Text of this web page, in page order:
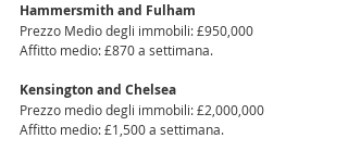
Hammersmith and Fulham
Prezzo Medio degli immobili: £950,000
Affitto medio: £870 a settimana.
Kensington and Chelsea
Prezzo medio degli immobili: £2,000,000
Affitto medio: £1,500 a settimana.